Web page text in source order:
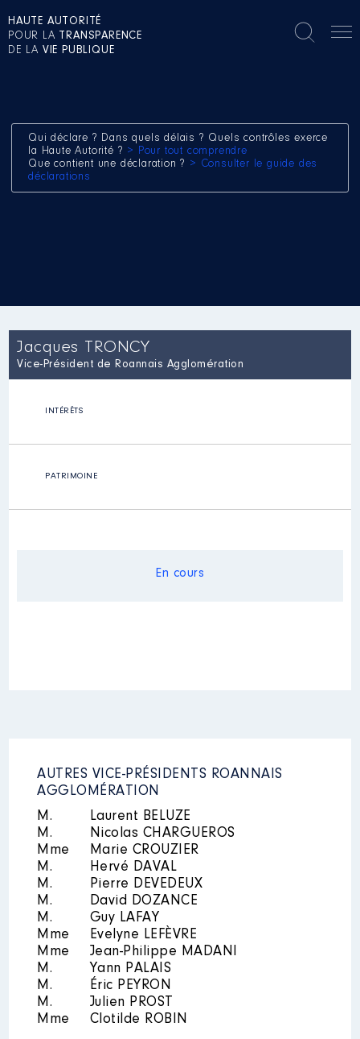
HAUTE AUTORITÉ
POUR LA TRANSPARENCE
DE LA VIE PUBLIQUE
Qui déclare ? Dans quels délais ? Quels contrôles exerce
la Haute Autorité ? > Pour tout comprendre
Que contient une déclaration ? > Consulter le guide des
déclarations
Jacques TRONCY
Vice-Président de Roannais Agglomération
INTÉRÊTS
PATRIMOINE
En cours
AUTRES VICE-PRÉSIDENTS ROANNAIS
AGGLOMÉRATION
M.
Laurent BELUZE
M.
Nicolas CHARGUEROS
Mme
Marie CROUZIER
M.
Hervé DAVAL
M.
Pierre DEVEDEUX
M.
David DOZANCE
M.
Guy LAFAY
Mme
Evelyne LEFÈVRE
Mme
Jean-Philippe MADANI
M.
Yann PALAIS
M.
Éric PEYRON
M.
Julien PROST
Mme
Clotilde ROBIN